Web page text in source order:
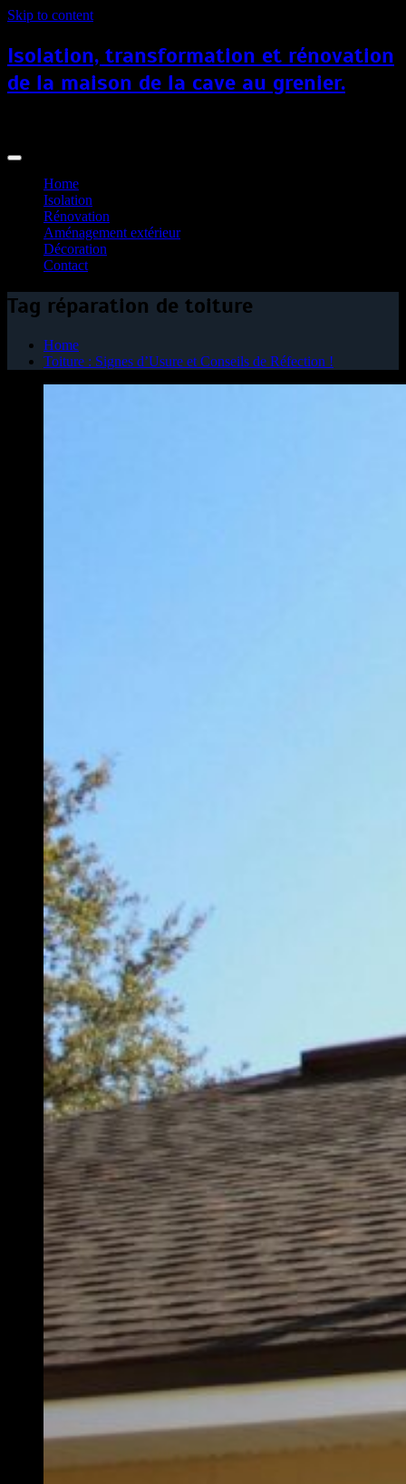
Skip to content
Isolation, transformation et rénovation
de la maison de la cave au grenier.
Home
Isolation
Rénovation
Aménagement extérieur
Décoration
Contact
Tag réparation de toiture
Home
Toiture : Signes d’Usure et Conseils de Réfection !